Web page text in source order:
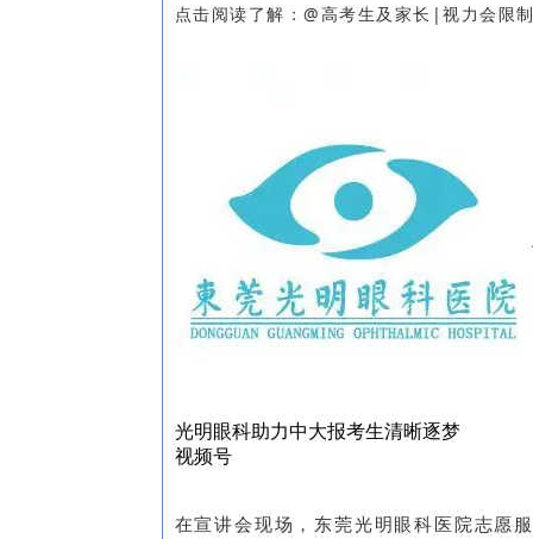
点击阅读了解： @高考生及家长|视力会限
光明眼科助力中大报考生清晰逐梦
视频号
在宣讲会现场，东莞光明眼科医院志愿